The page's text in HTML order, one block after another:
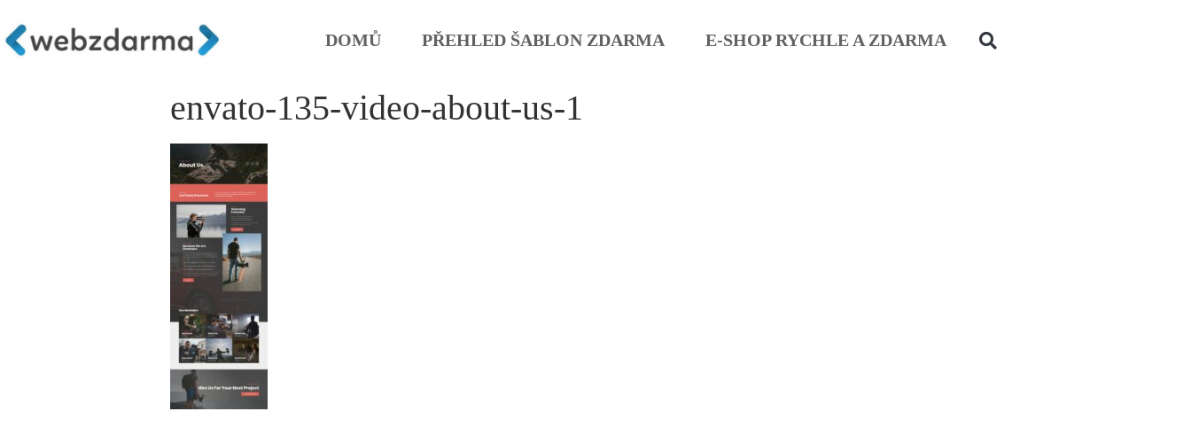
DOMŮ PŘEHLED ŠABLON ZDARMA E-SHOP RYCHLE A ZDARMA
envato-135-video-about-us-1